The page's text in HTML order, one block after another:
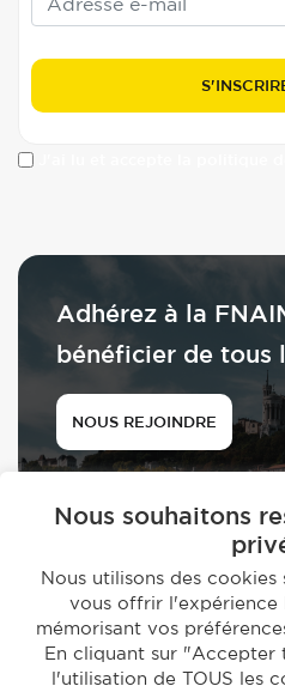
Adhérez à la
bénéficier de tous
NOUS REJOINDRE
© 2026 -
Mentions légales -
Nous souhaitons
Nous utilisons des
vous offrir l'expérience
mémorisant vos
En cliquant sur "Accepter
l'utilisation de TOUS les